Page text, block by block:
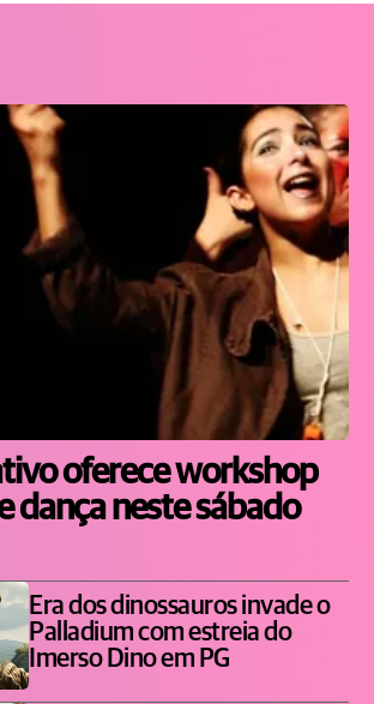
oferece workshop
dança neste sábado
Era dos dinossauros invade o
Palladium com estreia do
Imerso Dino em PG